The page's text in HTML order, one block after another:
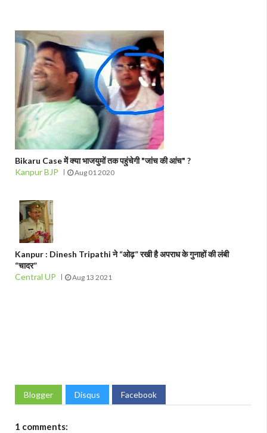
Bikaru Case में क्या भाजयुमों तक पहुंचेगी "जांच की आंच" ?
Kanpur BJP
Aug 01 2020
Kanpur : Dinesh Tripathi ने “ओढ़” रखी है अपराध के गुनाहों की लंबी
“चादर”
Central UP
Aug 13 2021
Blogger Disqus Facebook
1 comments: